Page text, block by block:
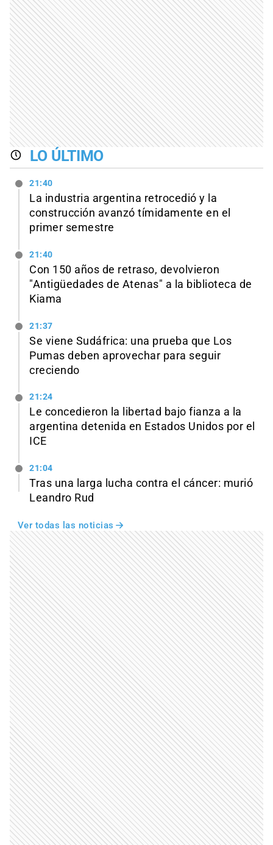
LO ÚLTIMO
21:40
La industria argentina retrocedió y la
construcción avanzó tímidamente en el
primer semestre
21:40
Con 150 años de retraso, devolvieron
"Antigüedades de Atenas" a la biblioteca de
Kiama
21:37
Se viene Sudáfrica: una prueba que Los
Pumas deben aprovechar para seguir
creciendo
21:24
Le concedieron la libertad bajo fianza a la
argentina detenida en Estados Unidos por el
ICE
21:04
Tras una larga lucha contra el cáncer: murió
Leandro Rud
Ver todas las noticias